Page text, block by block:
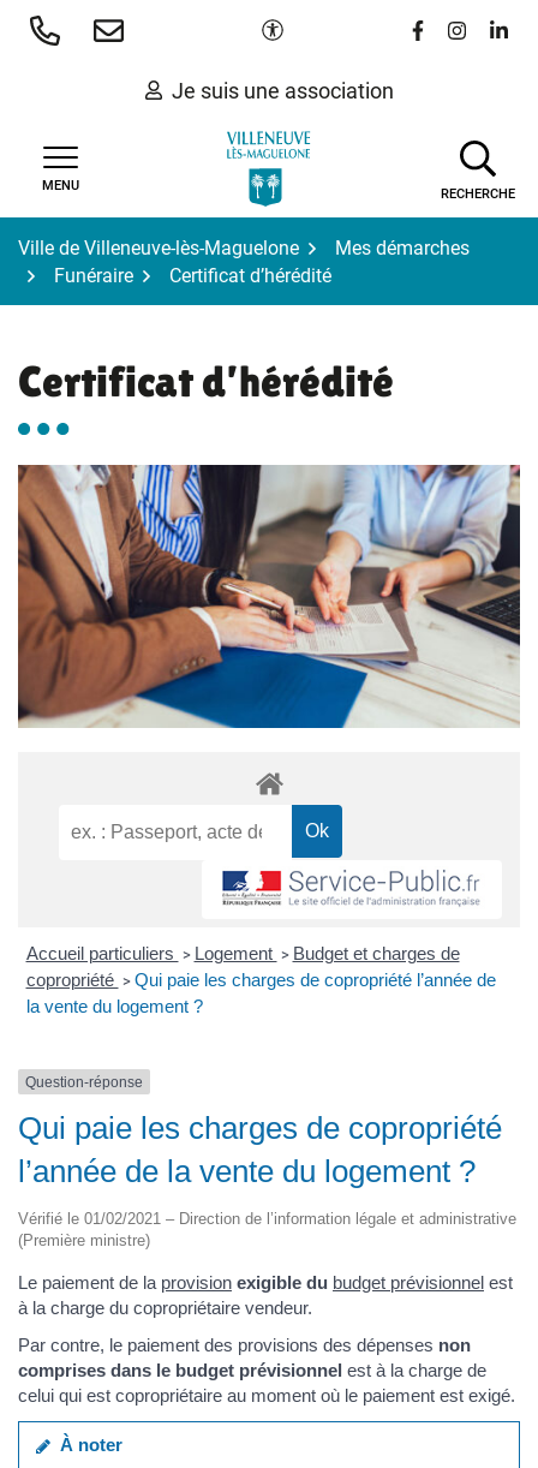
Aller
Paramètres d'accessibilité
Lien vers le
Lien vers
Lien
Je suis une association
MENU
RECHERCHE
Ville de Villeneuve-lès-Maguelone
Mes démarches
Funéraire
Certificat d’hérédité
Certificat d’hérédité
Accueil particuliers > Logement > Budget et charges de
copropriété > Qui paie les charges de copropriété l’année de
la vente du logement ?
Question-réponse
Qui paie les charges de copropriété
l’année de la vente du logement ?
Vérifié le 01/02/2021 – Direction de l’information légale et administrative
(Première ministre)
Le paiement de la provision exigible du budget prévisionnel est
à la charge du copropriétaire vendeur.
Par contre, le paiement des provisions des dépenses non
comprises dans le budget prévisionnel est à la charge de
celui qui est copropriétaire au moment où le paiement est exigé.
À noter